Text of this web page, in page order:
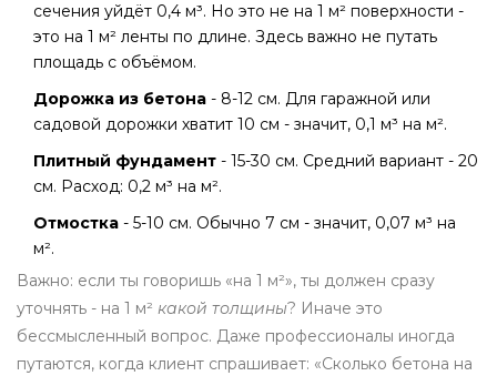
сечения уйдёт 0,4 м³. Но это не на 1 м² поверхности -
это на 1 м² ленты по длине. Здесь важно не путать
площадь с объёмом.
Дорожка из бетона - 8-12 см. Для гаражной или
садовой дорожки хватит 10 см - значит, 0,1 м³ на м².
Плитный фундамент - 15-30 см. Средний вариант - 20
см. Расход: 0,2 м³ на м².
Отмостка - 5-10 см. Обычно 7 см - значит, 0,07 м³ на
м².
Важно: если ты говоришь «на 1 м²», ты должен сразу
уточнять - на 1 м² какой толщины? Иначе это
бессмысленный вопрос. Даже профессионалы иногда
путаются, когда клиент спрашивает: «Сколько бетона на